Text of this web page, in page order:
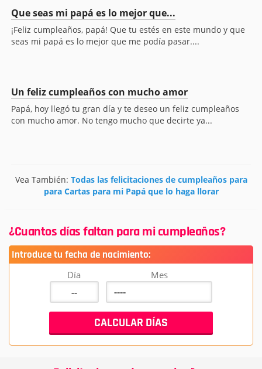
Que seas mi papá es lo mejor que...
¡Feliz cumpleaños, papá! Que tu estés en este mundo y que
seas mi papá es lo mejor que me podía pasar....
Un feliz cumpleaños con mucho amor
Papá, hoy llegó tu gran día y te deseo un feliz cumpleaños
con mucho amor. No tengo mucho que decirte ya...
Vea También: Todas las felicitaciones de cumpleaños para
para Cartas para mi Papá que lo haga llorar
¿Cuantos días faltan para mi cumpleaños?
Introduce tu fecha de nacimiento:
Día Mes